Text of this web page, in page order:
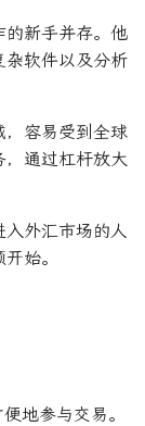
的新手并存。他
杂软件以及分析
，容易受到全球
，通过杠杆放大
外汇市场的人
始。
地参与交易。